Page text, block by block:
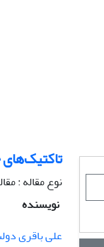
نوع مقاله :
نویسنده
علی باقری